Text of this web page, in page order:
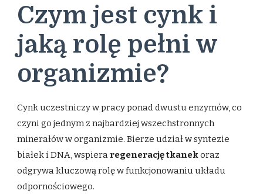
Czym jest cynk i
jaką rolę pełni w
organizmie?
Cynk uczestniczy w pracy ponad dwustu enzymów, co
czyni go jednym z najbardziej wszechstronnych
minerałów w organizmie. Bierze udział w syntezie
białek i DNA, wspiera regenerację tkanekoraz
odgrywa kluczową rolę w funkcjonowaniu układu
odpornościowego.